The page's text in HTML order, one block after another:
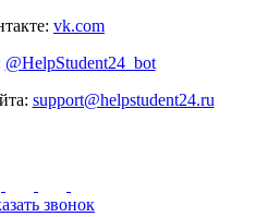
vk.com
@HelpStudent24_bot
support@helpstudent24.ru
звонок